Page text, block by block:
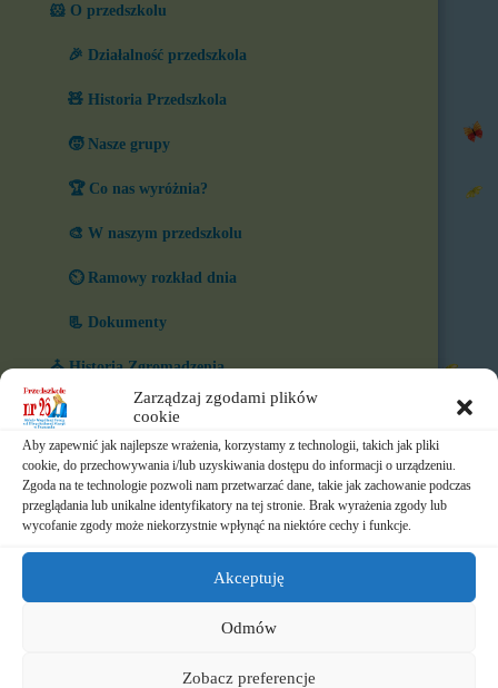
Zarządzaj zgodami plików
cookie
Aby zapewnić jak najlepsze wrażenia, korzystamy z technologii, takich jak pliki
cookie, do przechowywania i/lub uzyskiwania dostępu do informacji o urządzeniu.
Zgoda na te technologie pozwoli nam przetwarzać dane, takie jak zachowanie podczas
przeglądania lub unikalne identyfikatory na tej stronie. Brak wyrażenia zgody lub
wycofanie zgody może niekorzystnie wpłynąć na niektóre cechy i funkcje.
Akceptuję
Odmów
Zobacz preferencje
🐹 O przedszkolu
🎉 Działalność przedszkola
🧸 Historia Przedszkola
🧒 Nasze grupy
🏆 Co nas wyróżnia?
🎨 W naszym przedszkolu
⏲️ Ramowy rozkład dnia
📃 Dokumenty
⛪ Historia Zgromadzenia
📧 Kontakt
📸 Albumy
🚸 Rekrutacja